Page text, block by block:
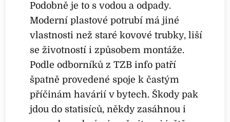
Podobně je to s vodou a odpady.
Moderní plastové potrubí má jiné
vlastnosti než staré kovové trubky, liší
se životností i způsobem montáže.
Podle odborníků z TZB info patří
špatně provedené spoje k častým
příčinám havárií v bytech. Škody pak
jdou do statisíců, někdy zasáhnou i